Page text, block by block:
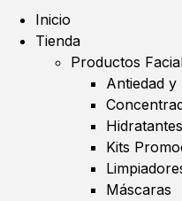
Inicio
Tienda
Productos
Antiedad y
Hidratantes
Kits
Máscaras